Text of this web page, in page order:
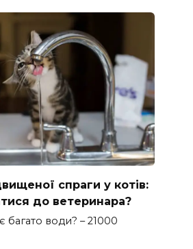
спраги у котів:
до ветеринара?
багато води? – 21000